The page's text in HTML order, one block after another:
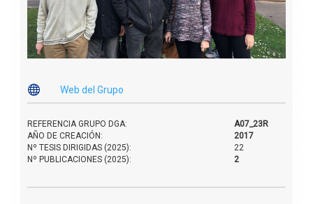
 Web del Grupo
REFERENCIA GRUPO DGA:
A07_23R
AÑO DE CREACIÓN:
2017
Nº TESIS DIRIGIDAS (2025):
22
Nº PUBLICACIONES (2025):
2